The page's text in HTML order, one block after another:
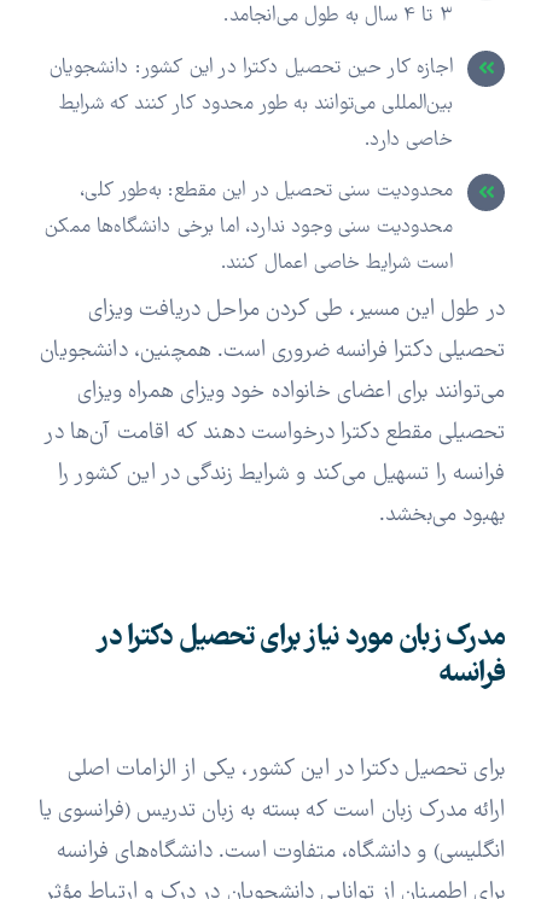
3 تا 4 سال به طول می‌انجامد.
اجازه کار حین تحصیل دکترا در این کشور: دانشجویان
بین‌المللی می‌توانند به طور محدود کار کنند که شرایط
خاصی دارد.
محدودیت سنی تحصیل در این مقطع: به‌طور کلی،
محدودیت سنی وجود ندارد، اما برخی دانشگاه‌ها ممکن
است شرایط خاصی اعمال کنند.
در طول این مسیر، طی کردن مراحل دریافت ویزای
تحصیلی دکترا فرانسه ضروری است. همچنین، دانشجویان
می‌توانند برای اعضای خانواده خود ویزای همراه ویزای
تحصیلی مقطع دکترا درخواست دهند که اقامت آن‌ها در
فرانسه را تسهیل می‌کند و شرایط زندگی در این کشور را
بهبود می‌بخشد.
مدرک زبان مورد نیاز برای تحصیل دکترا در
فرانسه
برای تحصیل دکترا در این کشور، یکی از الزامات اصلی
ارائه مدرک زبان است که بسته به زبان تدریس (فرانسوی یا
انگلیسی) و دانشگاه، متفاوت است. دانشگاه‌های فرانسه